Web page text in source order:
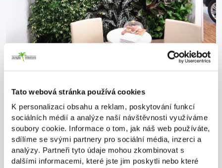
Tato webová stránka používá cookies
K personalizaci obsahu a reklam, poskytování funkcí
sociálních médií a analýze naší návštěvnosti využíváme
soubory cookie. Informace o tom, jak náš web používáte,
sdílíme se svými partnery pro sociální média, inzerci a
analýzy. Partneři tyto údaje mohou zkombinovat s
dalšími informacemi, které jste jim poskytli nebo které